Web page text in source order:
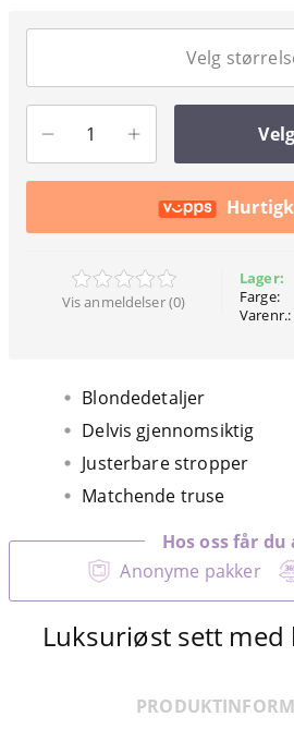
Velg
Vis anmeldelser (0)
Lager:
Farge:
Varenr.:
Blondedetaljer
Delvis gjennomsiktig
Justerbare stropper
Matchende truse
Anonyme pakker
Hos oss får
Luksuriøst sett